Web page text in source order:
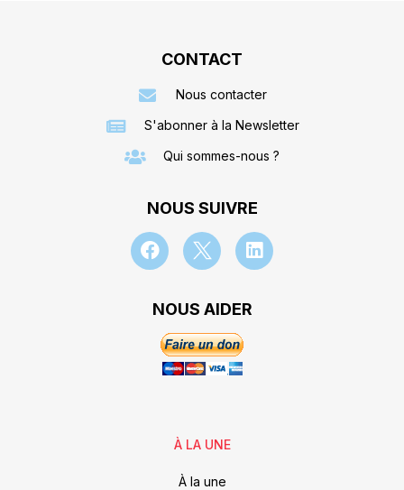
CONTACT
Nous contacter
S'abonner à la Newsletter
Qui sommes-nous ?
NOUS SUIVRE
NOUS AIDER
À LA UNE
À la une